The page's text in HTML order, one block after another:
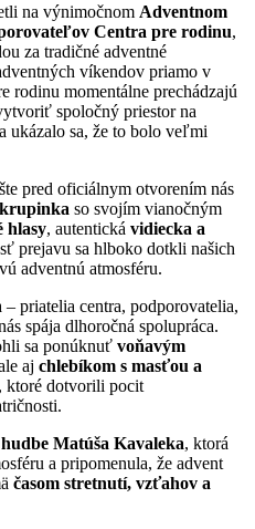
na výnimočnom Adventnom
Centra pre rodinu,
za tradičné adventné
víkendov priamo v
rodinu momentálne prechádzajú
spoločný priestor na
ukázalo sa, že to bolo veľmi
pred oficiálnym otvorením nás
so svojím vianočným
hlasy, autentická vidiecka a
prejavu sa hlboko dotkli našich
adventnú atmosféru.
priatelia centra, podporovatelia,
spája dlhoročná spolupráca.
sa ponúknuť voňavým
aj chlebíkom s masťou a
, ktoré dotvorili pocit
Matúša Kavaleka, ktorá
a pripomenula, že advent
časom stretnutí, vzťahov a